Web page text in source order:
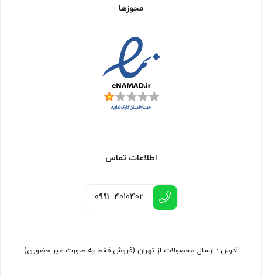
مجوزها
اطلاعات تماس
0991 4010402
آدرس : ارسال محصولات از تهران (فروش فقط به صورت غیر حضوری)